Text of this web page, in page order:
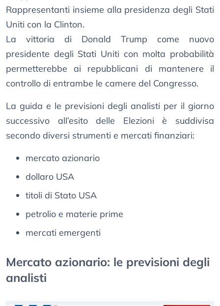
Rappresentanti insieme alla presidenza degli Stati
Uniti con la Clinton.
La vittoria di Donald Trump come nuovo
presidente degli Stati Uniti con molta probabilità
permetterebbe ai repubblicani di mantenere il
controllo di entrambe le camere del Congresso.
La guida e le previsioni degli analisti per il giorno
successivo all’esito delle Elezioni è suddivisa
secondo diversi strumenti e mercati finanziari:
mercato azionario
dollaro USA
titoli di Stato USA
petrolio e materie prime
mercati emergenti
Mercato azionario: le previsioni degli
analisti